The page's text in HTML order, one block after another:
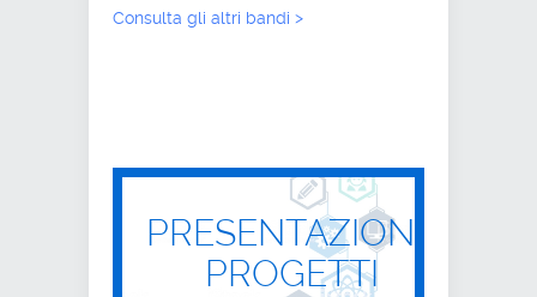
Consulta gli altri bandi >
PRESENTAZIONE
PROGETTI